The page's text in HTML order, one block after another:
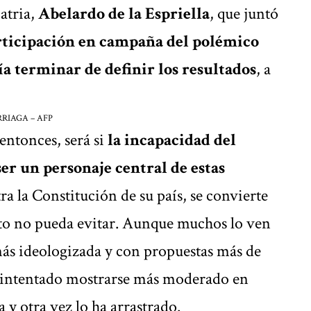
Abelardo de la Espriella, que juntó
en campaña del polémico
terminar de definir los resultados, a
– AFP
será sila incapacidad del
un personaje central de estas
la Constitución de su país, se convierte
no pueda evitar. Aunque muchos lo ven
ideologizada y con propuestas más de
mostrarse más moderado en
y otra vez lo ha arrastrado.